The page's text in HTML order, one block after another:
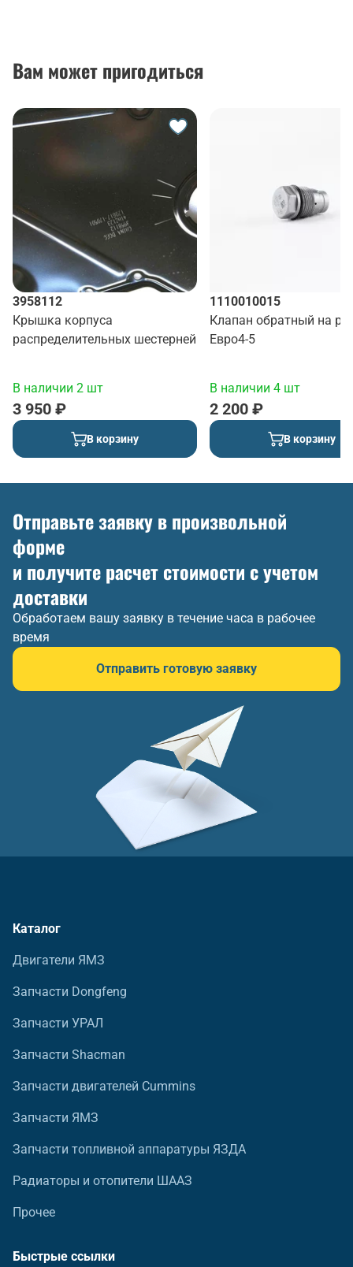
Вам может пригодиться
3958112
Крышка корпуса
распределительных шестерней
В наличии 2 шт
3 950 ₽
В корзину
1110010015
Клапан обратный на
Евро4-5
В наличии 4 шт
2 200 ₽
В корзину
Отправьте заявку в произвольной
форме
и получите расчет стоимости с учетом
доставки
Обработаем вашу заявку в течение часа в рабочее
время
Отправить готовую заявку
Каталог
Двигатели ЯМЗ
Запчасти Dongfeng
Запчасти УРАЛ
Запчасти Shacman
Запчасти двигателей Cummins
Запчасти ЯМЗ
Запчасти топливной аппаратуры ЯЗДА
Радиаторы и отопители ШААЗ
Прочее
Быстрые ссылки